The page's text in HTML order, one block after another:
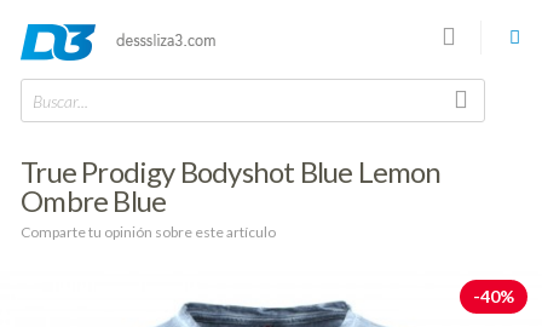
Buscar...
True Prodigy Bodyshot Blue Lemon
Ombre Blue
Comparte tu opinión sobre este artículo
-40%